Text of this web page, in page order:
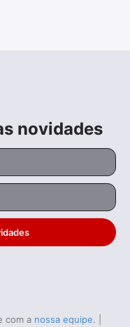
novidades
com a nossa equipe.